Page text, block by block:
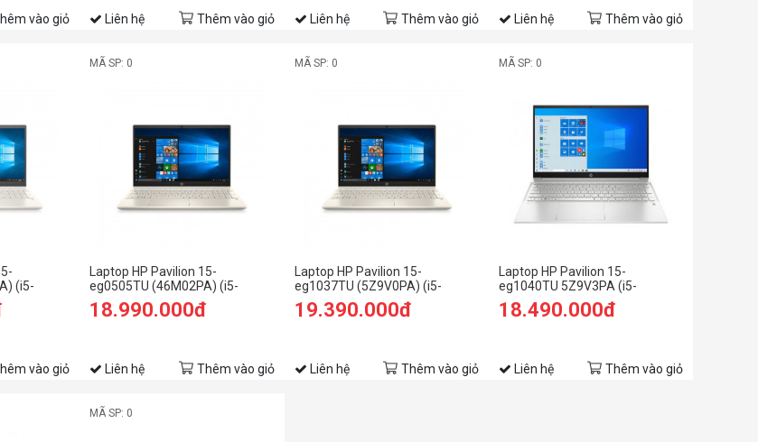
vào giỏ Liên hệ Thêm vào giỏ Liên hệ Thêm vào giỏ Liên hệ Thêm vào giỏ
(i5-
vào giỏ
MÃ SP: 0
Laptop HP Pavilion 15-
eg0505TU (46M02PA) (i5-
1135G7/8GB RAM/512GB
SSD/15.6 FHD/Win10/Vàng)
18.990.000đ
Liên hệ Thêm vào giỏ
MÃ SP: 0
Laptop HP Pavilion 15-
eg1037TU (5Z9V0PA) (i5-
1155G7/8GB RAM/512GB
SSD/15.6 FHD/Win11/Vàng)
19.390.000đ
Liên hệ Thêm vào giỏ
MÃ SP: 0
Laptop HP Pavilion 15-
eg1040TU 5Z9V3PA (i5-
1155G7/ 8GB/ 512GB SSD/
15.6FHD/ VGA ON/ Win11/ Bạc)
18.490.000đ
Liên hệ Thêm vào giỏ
MÃ SP: 0